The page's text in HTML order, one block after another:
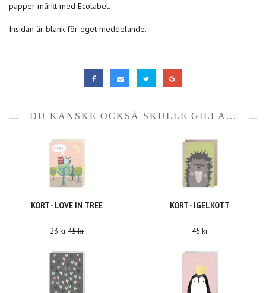
papper märkt med Ecolabel.
Insidan är blank för eget meddelande.
DU KANSKE OCKSÅ SKULLE GILLA...
KORT - LOVE IN TREE
23 kr45 kr
KORT - IGELKOTT
45 kr